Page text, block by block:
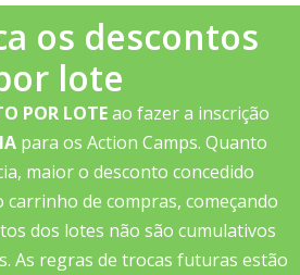
os descontos
lote
POR LOTEao fazer a inscrição
para os Action Camps. Quanto
maior o desconto concedido
de compras, começando
dos lotes não são cumulativos
As regras de trocas futuras estão